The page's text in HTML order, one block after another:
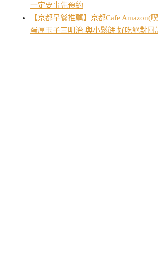
一定要事先預約
【京都早餐推薦】京都Cafe Amazon(
蛋厚玉子三明治 與小鬆餅 好吃絕對回